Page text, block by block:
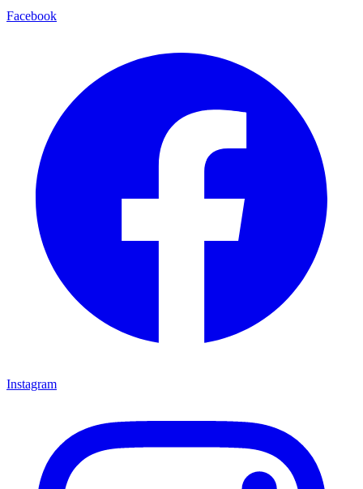
Facebook
Instagram